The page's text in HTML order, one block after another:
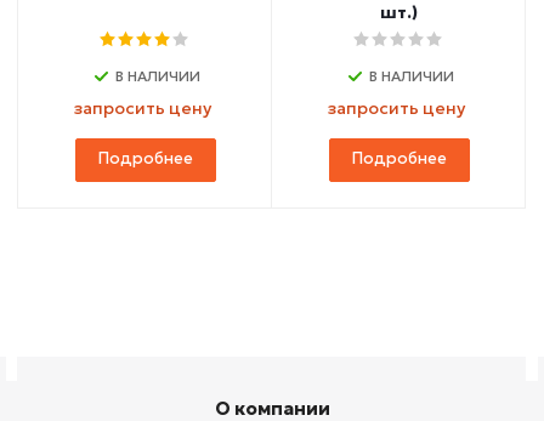
В НАЛИЧИИ
запросить цену
Подробнее
шт.)
В НАЛИЧИИ
запросить цену
Подробнее
О компании